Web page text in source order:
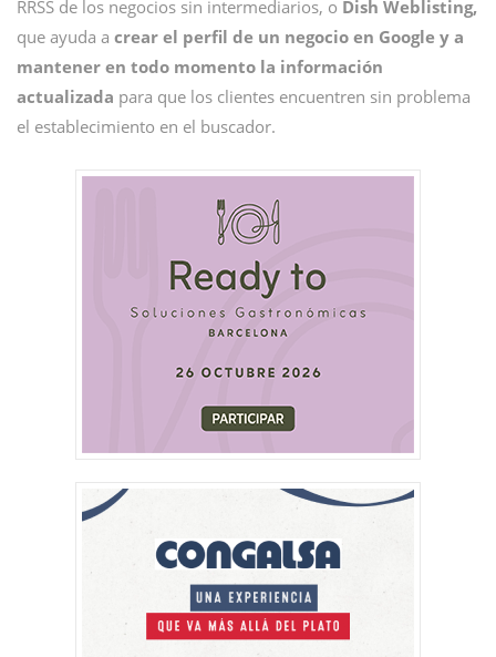
RRSS de los negocios sin intermediarios, o Dish Weblisting,
que ayuda a crear el perfil de un negocio en Google y a
mantener en todo momento la información
actualizada para que los clientes encuentren sin problema
el establecimiento en el buscador.